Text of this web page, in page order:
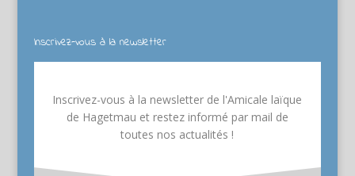
Inscrivez-vous à la newsletter
Inscrivez-vous à la newsletter de l'Amicale laïque
de Hagetmau et restez informé par mail de
toutes nos actualités !